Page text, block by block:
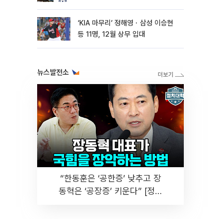
‘KIA 마무리’ 정해영ㆍ삼성 이승현
등 11명, 12월 상무 입대
뉴스발전소
“한동훈은 ‘공한증’ 낮추고 장
동혁은 ‘공장증’ 키운다” [정치